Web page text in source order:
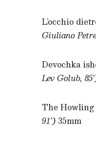
L’occhio
Giuliano
Devochka
Lev Golub,
The
91’) 35mm